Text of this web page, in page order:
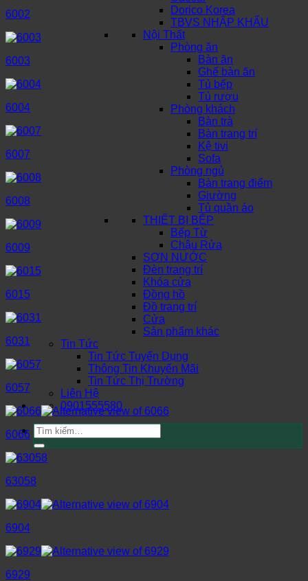
Dorico Korea
TBVS NHẬP KHẨU
Nội Thất
Phòng ăn
Bàn ăn
Ghế bàn ăn
Tủ bếp
Tủ rượu
Phòng khách
Bàn trà
Bàn trang trí
Kệ tivi
Sofa
Phòng ngủ
Bàn trang điểm
Giường
Tủ quần áo
THIẾT BỊ BẾP
Bếp Từ
Chậu Rửa
SƠN NƯỚC
Đèn trang trí
Khóa cửa
Đồng hồ
Đồ trang trí
Cửa
Sản phẩm khác
Tin Tức
Tin Tức Tuyển Dụng
Thông Tin Khuyến Mãi
Tin Tức Thị Trường
Liên Hệ
0901555580
Tìm
kiếm:
6002
6003
6004
6007
6008
6009
6015
6031
6057
6066
63058
6904
6929